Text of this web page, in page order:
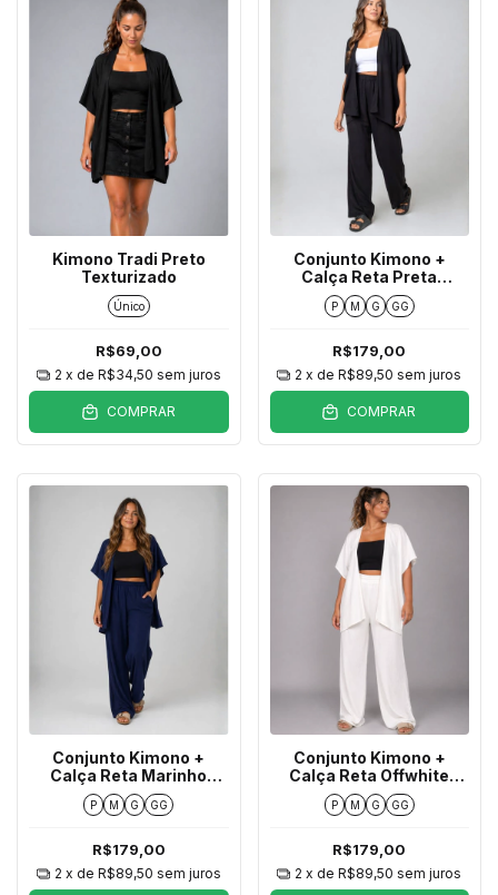
Kimono Tradi Preto
Texturizado
Único
R$69,00
2 x de R$34,50 sem juros
COMPRAR
Conjunto Kimono +
Calça Reta Preta
Texturizada
P M G GG
R$179,00
2 x deR$89,50 sem juros
COMPRAR
Conjunto Kimono +
Calça Reta Marinho
Texturizado
P M G GG
R$179,00
2 x de R$89,50 sem juros
Conjunto Kimono +
Calça Reta Offwhite
Texturizado
P M G GG
R$179,00
2 x deR$89,50 sem juros